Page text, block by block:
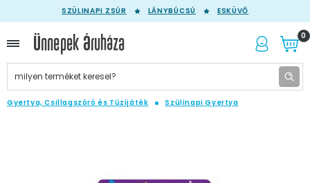
SZÜLINAPI ZSÚR LÁNYBÚCSÚ ESKÜVŐ
0
Gyertya, Csillagszóró és Tüzijáték Szülinapi Gyertya